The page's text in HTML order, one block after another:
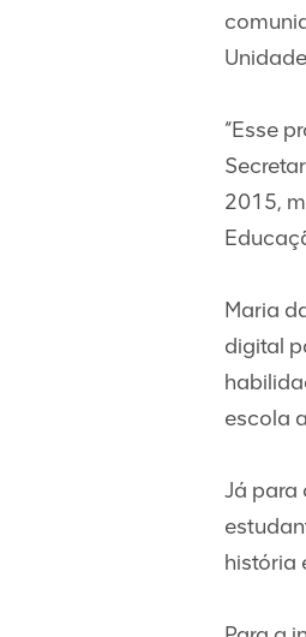
“Esse
2015,
Maria
digital
escola
Já para
história